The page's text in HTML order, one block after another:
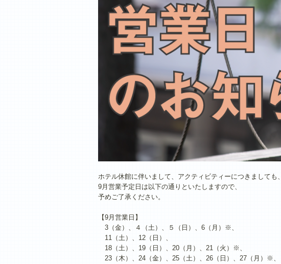
ホテル休館に伴いまして、アクティビティーにつきましても、
9月営業予定日は以下の通りといたしますので、
予めご了承ください。
【9月営業日】
3（金）、４（土）、５（日）、6（月）※、
11（土）、12（日）、
18（土）、19（日）、20（月）、21（火）※、
23（木）、24（金）、25（土）、26（日）、27（月）※、